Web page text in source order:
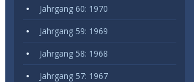
Jahrgang 60: 1970
Jahrgang 59: 1969
Jahrgang 58: 1968
Jahrgang 57: 1967